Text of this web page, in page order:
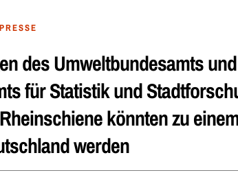
PRESSE
des Umweltbundesamts
für Statistik und
könnten zu
werden